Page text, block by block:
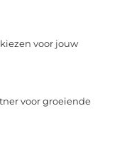
voor jouw
voor groeiende